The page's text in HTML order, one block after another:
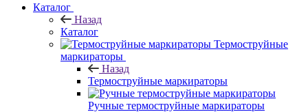
Каталог
Назад
Каталог
Термоструйные
маркираторы
Назад
Термоструйные маркираторы
Ручные термоструйные маркираторы